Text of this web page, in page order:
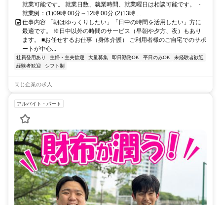
就業可能です。 就業日数、就業時間、就業曜日は相談可能です。 ・
就業例：(1)09時 00分～12時 00分 (2)13時 ...
仕事内容 「朝はゆっくりしたい」「日中の時間を活用したい」方に
最適です。 ※日中以外の時間のサービス（早朝や夕方、夜）もあり
ます。 ■お任せするお仕事（身体介護） ご利用者様のご自宅でのサポ
ートが中心...
社員登用あり 主婦・主夫歓迎 大量募集 即日勤務OK 平日のみOK
未経験者歓迎
経験者歓迎
シフト制
同じ企業の求人
アルバイト・パート